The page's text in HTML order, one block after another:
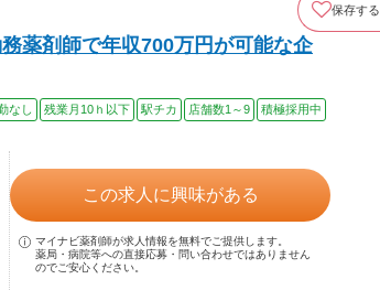
保存する
薬剤師で年収700万円が可能な企
なし 残業月10ｈ以下 駅チカ 店舗数1～9
積極採用中
この求人に興味がある
マイナビ薬剤師が求人情報を無料でご提供します。
薬局・病院等への直接応募・問い合わせではありません
のでご安心ください。